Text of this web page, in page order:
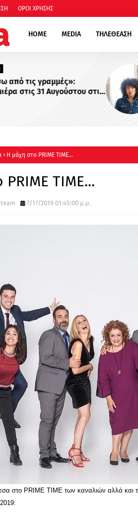
ΟΡΟΙ ΧΡΗΣΗΣ
HOME MEDIA ΤΗΛΕΘΕΑΣΗ
από τις γραμμές»:
στις 31 Αυγούστου στις
Η μάχη στο PRIME TIME...
TIME...
7/17/2019 01:45:00 μ.μ.
στο PRIME TIME των καναλιών αλλά και